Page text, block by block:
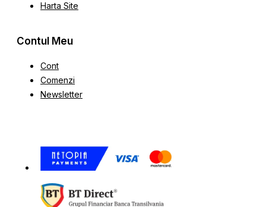
Harta Site
Contul Meu
Cont
Comenzi
Newsletter